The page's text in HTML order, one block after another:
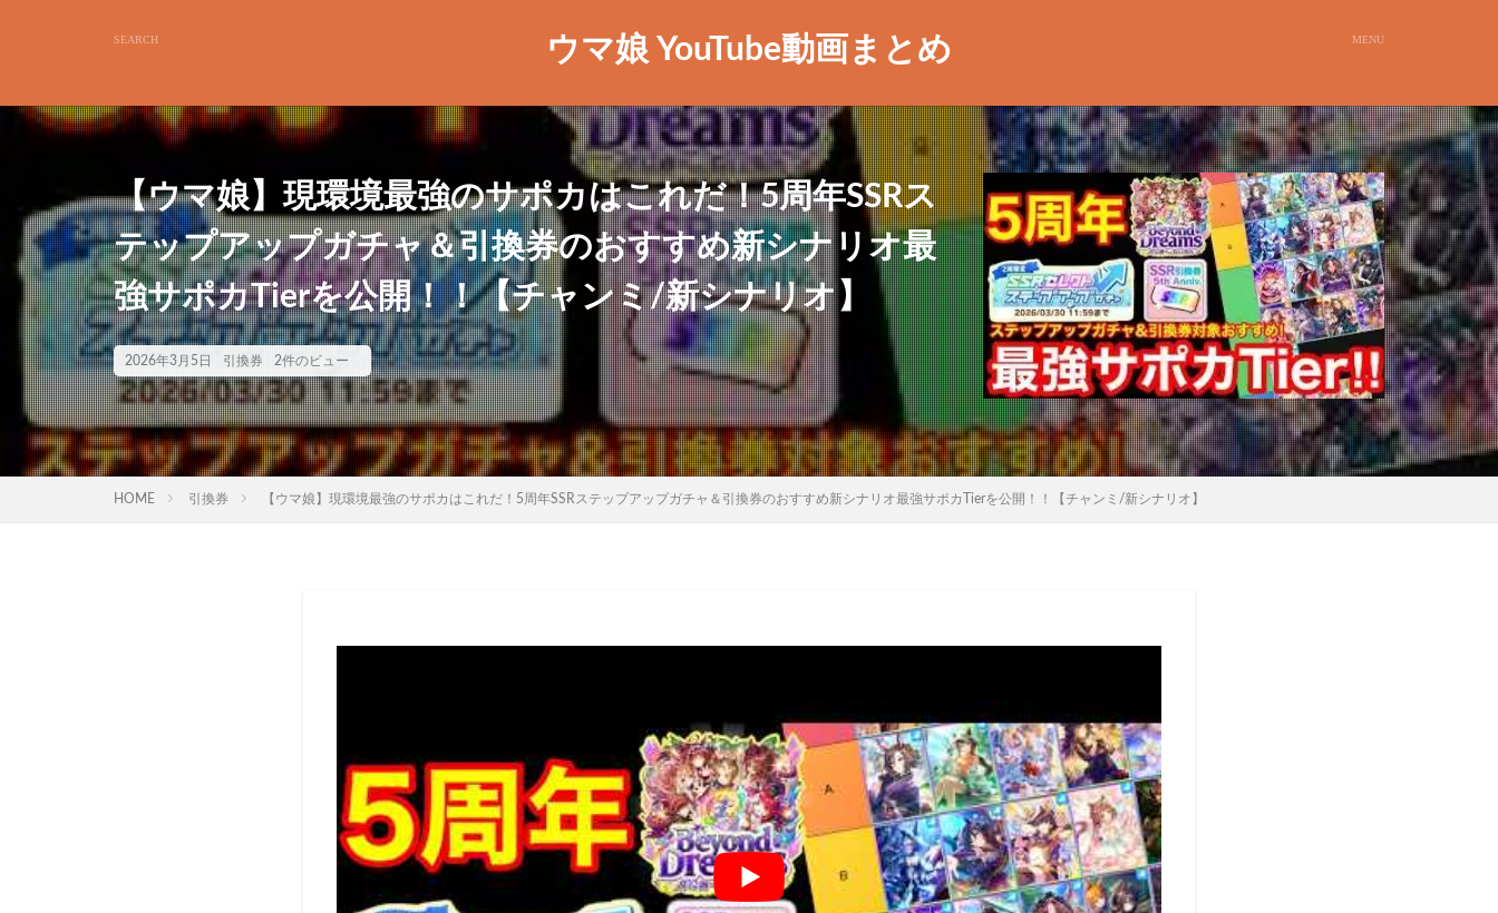
ウマ娘 YouTube動画まとめ
【ウマ娘】現環境最強のサポカはこれだ！5周年SSRス
テップアップガチャ＆引換券のおすすめ新シナリオ最
強サポカTierを公開！！【チャンミ/新シナリオ】
2026年3月5日 引換券 2件のビュー
HOME 引換券 【ウマ娘】現環境最強のサポカはこれだ！5周年SSRステップアップガチャ＆引換券のおすすめ新シナリオ最強サポカTierを公開！！【チャンミ/新シナリオ】